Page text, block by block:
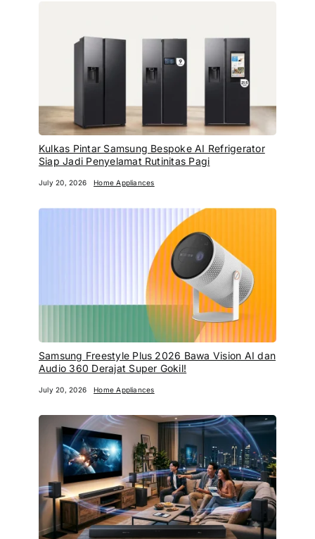
Kulkas Pintar Samsung Bespoke AI Refrigerator
Siap Jadi Penyelamat Rutinitas Pagi
July 20, 2026 Home Appliances
Samsung Freestyle Plus 2026 Bawa Vision AI dan
Audio 360 Derajat Super Gokil!
July 20, 2026 Home Appliances